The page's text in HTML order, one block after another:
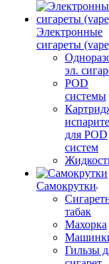
Электронные
сигареты
эл.
POD
системы
для POD
систем
Самокрутки
табак
Махорка
Гильзы